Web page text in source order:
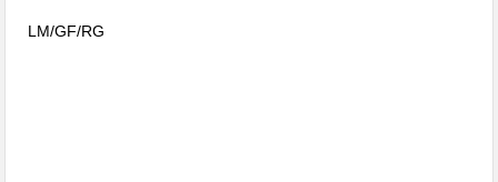
LM/GF/RG